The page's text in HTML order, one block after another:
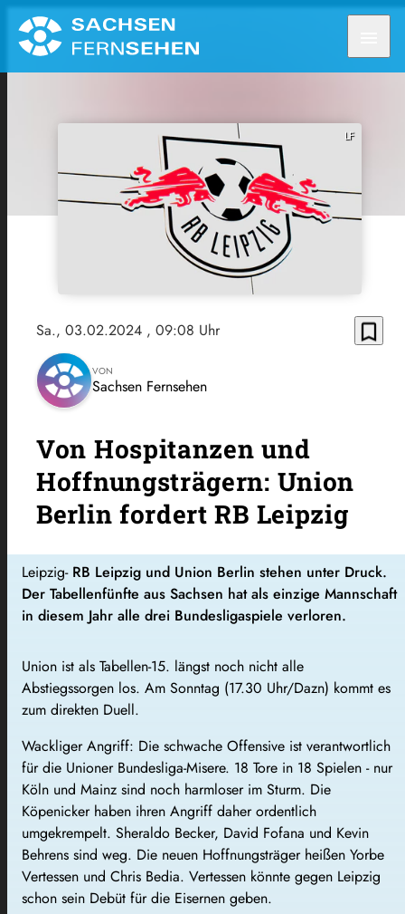
LF
Sa., 03.02.2024 , 09:08 Uhr bookmark_border
VON
Sachsen Fernsehen
Von Hospitanzen und
Hoffnungsträgern: Union
Berlin fordert RB Leipzig
Leipzig- RB Leipzig und Union Berlin stehen unter Druck.
Der Tabellenfünfte aus Sachsen hat als einzige Mannschaft
in diesem Jahr alle drei Bundesligaspiele verloren.
Union ist als Tabellen-15. längst noch nicht alle
Abstiegssorgen los. Am Sonntag (17.30 Uhr/Dazn) kommt es
zum direkten Duell.
Wackliger Angriff: Die schwache Offensive ist verantwortlich
für die Unioner Bundesliga-Misere. 18 Tore in 18 Spielen - nur
Köln und Mainz sind noch harmloser im Sturm. Die
Köpenicker haben ihren Angriff daher ordentlich
umgekrempelt. Sheraldo Becker, David Fofana und Kevin
Behrens sind weg. Die neuen Hoffnungsträger heißen Yorbe
Vertessen und Chris Bedia. Vertessen könnte gegen Leipzig
schon sein Debüt für die Eisernen geben.